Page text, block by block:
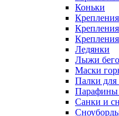
Коньки
Ледянки
Лыжи
Маски
Палки
Парафины
Санки и